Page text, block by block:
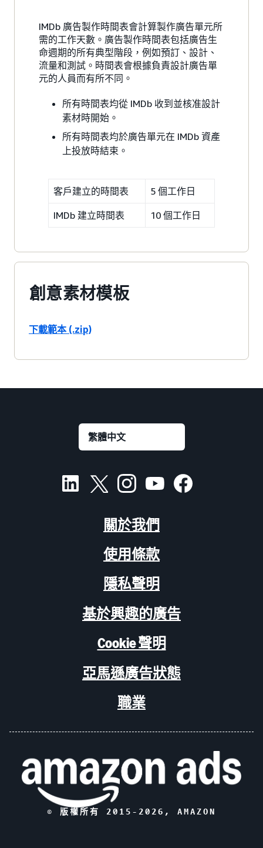
IMDb 廣告製作時間表會計算製作廣告單元所
需的工作天數。廣告製作時間表包括廣告生
命週期的所有典型階段，例如預訂、設計、
流量和測試。時間表會根據負責設計廣告單
元的人員而有所不同。
所有時間表均從 IMDb 收到並核准設計
素材時開始。
所有時間表均於廣告單元在 IMDb 資產
上投放時結束。
客戶建立的時間表 5 個工作日
IMDb 建立時間表 10 個工作日
創意素材模板
下載範本 (.zip)
關於我們
使用條款
隱私聲明
基於興趣的廣告
Cookie 聲明
亞馬遜廣告狀態
職業
© 版權所有 2015- 2026 , AMAZON